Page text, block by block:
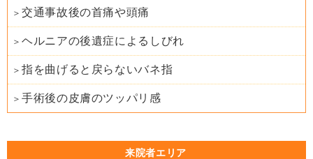
交通事故後の首痛や頭痛
ヘルニアの後遺症によるしびれ
指を曲げると戻らないバネ指
手術後の皮膚のツッパリ感
来院者エリア